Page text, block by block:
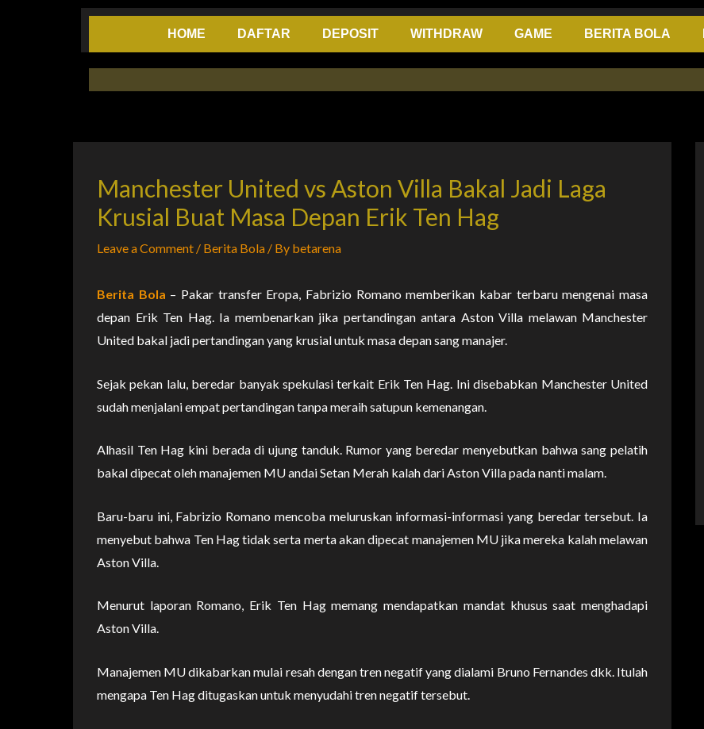
HOME DAFTAR DEPOSIT WITHDRAW GAME BERITA BOLA
Manchester United vs Aston Villa Bakal Jadi Laga
Krusial Buat Masa Depan Erik Ten Hag
Leave a Comment / Berita Bola / By betarena
Berita Bola – Pakar transfer Eropa, Fabrizio Romano memberikan kabar terbaru mengenai masa
depan Erik Ten Hag. Ia membenarkan jika pertandingan antara Aston Villa melawan Manchester
United bakal jadi pertandingan yang krusial untuk masa depan sang manajer.
Sejak pekan lalu, beredar banyak spekulasi terkait Erik Ten Hag. Ini disebabkan Manchester United
sudah menjalani empat pertandingan tanpa meraih satupun kemenangan.
Alhasil Ten Hag kini berada di ujung tanduk. Rumor yang beredar menyebutkan bahwa sang pelatih
bakal dipecat oleh manajemen MU andai Setan Merah kalah dari Aston Villa pada nanti malam.
Baru-baru ini, Fabrizio Romano mencoba meluruskan informasi-informasi yang beredar tersebut. Ia
menyebut bahwa Ten Hag tidak serta merta akan dipecat manajemen MU jika mereka kalah melawan
Aston Villa.
Menurut laporan Romano, Erik Ten Hag memang mendapatkan mandat khusus saat menghadapi
Aston Villa.
Manajemen MU dikabarkan mulai resah dengan tren negatif yang dialami Bruno Fernandes dkk. Itulah
mengapa Ten Hag ditugaskan untuk menyudahi tren negatif tersebut.